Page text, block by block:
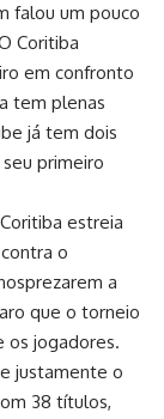
falou um pouco
Coritiba
em confronto
tem plenas
já tem dois
primeiro
estreia
o
a
que o torneio
os jogadores.
justamente o
38 títulos,